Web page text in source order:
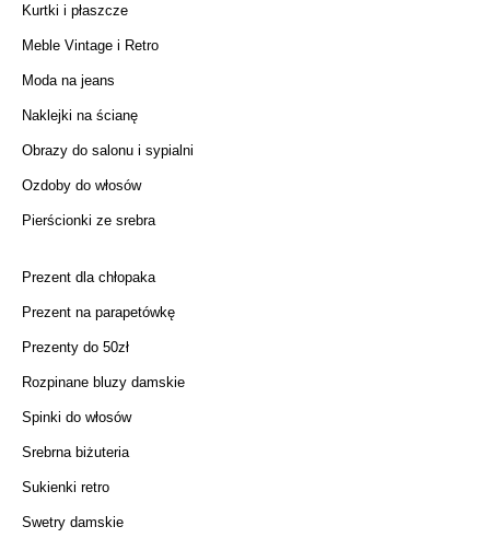
Kurtki i płaszcze
Meble Vintage i Retro
Moda na jeans
Naklejki na ścianę
Obrazy do salonu i sypialni
Ozdoby do włosów
Pierścionki ze srebra
Prezent dla chłopaka
Prezent na parapetówkę
Prezenty do 50zł
Rozpinane bluzy damskie
Spinki do włosów
Srebrna biżuteria
Sukienki retro
Swetry damskie